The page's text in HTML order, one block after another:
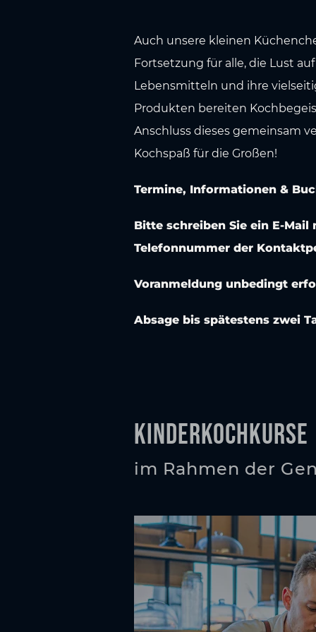
a
l
Auch unsere kleinen
Fortsetzung für alle, die Lust
Lebensmitteln und ihre
Produkten bereiten
Anschluss dieses gemeinsam
Kochspaß für die Großen!
Termine, Informationen &
Bitte schreiben Sie ein E-
Telefonnummer der
Voranmeldung unbedingt
Absage bis spätestens zwei
Kinderkochkurse
im Rahmen der